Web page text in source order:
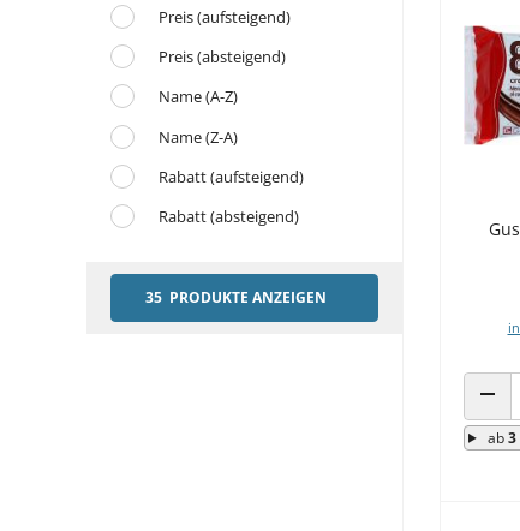
Preis (aufsteigend)
Preis (absteigend)
Name (A-Z)
Name (Z-A)
Rabatt (aufsteigend)
Rabatt (absteigend)
35 PRODUKTE ANZEIGEN
ab3